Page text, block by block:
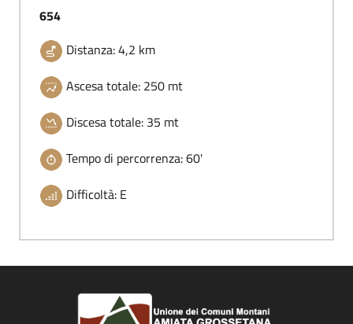
654
Distanza: 4,2 km
Ascesa totale: 250 mt
Discesa totale: 35 mt
Tempo di percorrenza: 60'
Difficoltà: E